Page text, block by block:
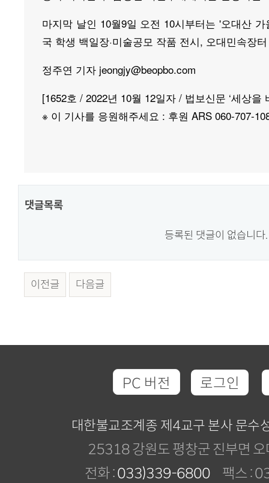
마지막 날인 10월9일 오전 10시부터는 '오대산
국 학생 백일장·미술공모 작품 전시, 오대민속장
정주연 기자 jeongjy@beopbo.com
[1652호 / 2022년 10월 12일자 / 법보신문 ‘세상을
※ 이 기사를 응원해주세요 : 후원 ARS 060-707-
댓글목록
등록된 댓글이 없습니다.
이전글 다음글
PC 버전 로그인
대한불교조계종 제4교구 본사 문수
25318 강원도 평창군 진부면
전화 :033)339-6800 팩스 :